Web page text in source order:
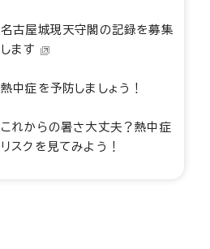
名古屋城現天守閣の記録を募集
します
熱中症を予防しましょう！
これからの暑さ大丈夫？熱中症
リスクを見てみよう！